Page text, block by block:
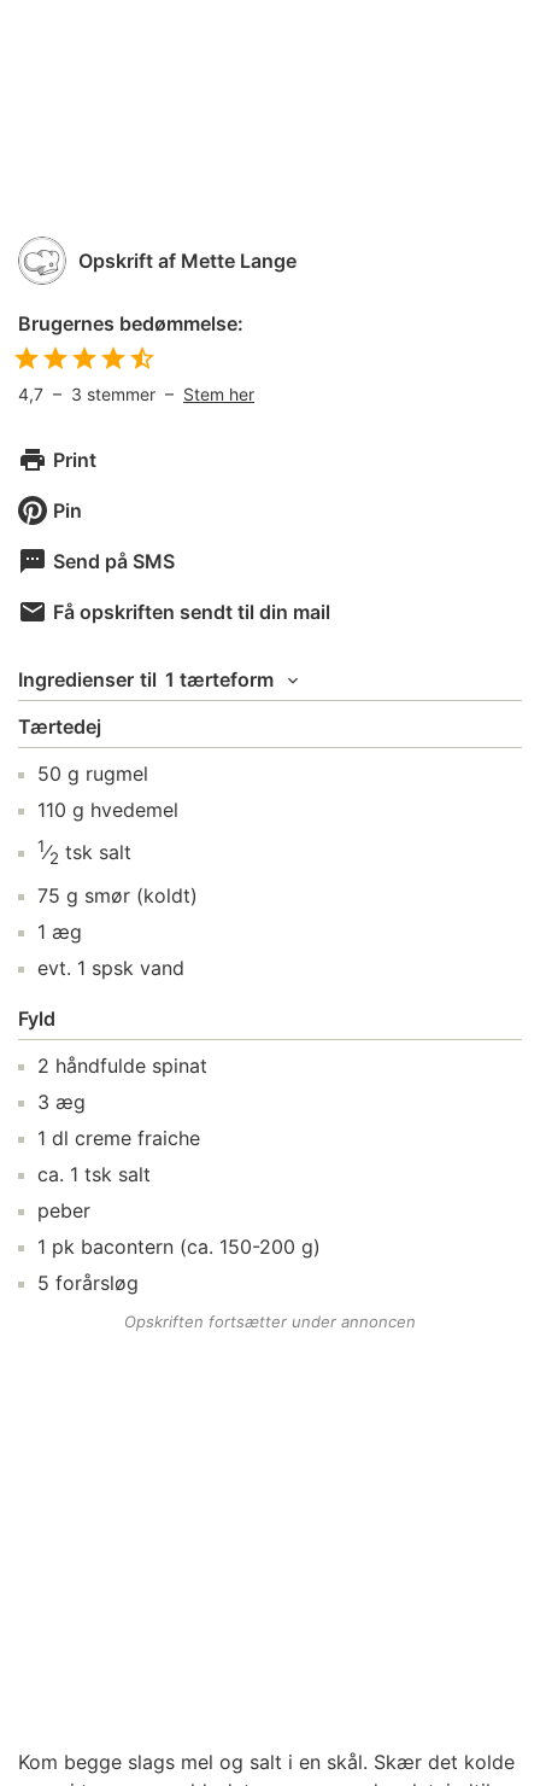
Opskrift af Mette Lange
Brugernes bedømmelse:
4,7 – 3 stemmer – Stem her
Print
Pin
Send på SMS
Få opskriften sendt til din mail
Ingredienser til 1 tærteform
Tærtedej
50 g rugmel
110 g hvedemel
1⁄2 tsk salt
75 g smør (koldt)
1 æg
evt. 1 spsk vand
Fyld
2 håndfulde spinat
3 æg
1 dl creme fraiche
ca. 1 tsk salt
peber
1 pk bacontern (ca. 150-200 g)
5 forårsløg
Opskriften fortsætter under annoncen
Kom begge slags mel og salt i en skål. Skær det kolde